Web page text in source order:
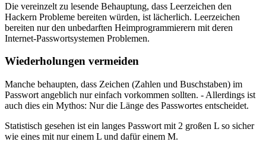
Die vereinzelt zu lesende Behauptung, dass Leerzeichen den
Hackern Probleme bereiten würden, ist lächerlich. Leerzeichen
bereiten nur den unbedarften Heimprogrammierern mit deren
Internet-Passwortsystemen Problemen.
Wiederholungen vermeiden
Manche behaupten, dass Zeichen (Zahlen und Buschstaben) im
Passwort angeblich nur einfach vorkommen sollten. - Allerdings ist
auch dies ein Mythos: Nur die Länge des Passwortes entscheidet.
Statistisch gesehen ist ein langes Passwort mit 2 großen L so sicher
wie eines mit nur einem L und dafür einem M.